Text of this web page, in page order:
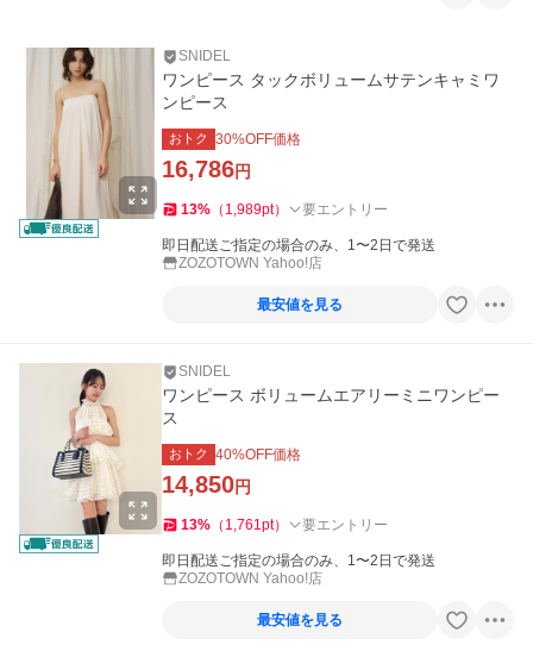
SNIDEL
ワンピース タックボリュームサテンキャミワ
ンピース
おトク 30%OFF価格
16,786円
13% （ 1,989pt） 要エントリー
即日配送ご指定の場合のみ、1〜2日で発送
ZOZOTOWN Yahoo!店
最安値を見る
SNIDEL
ワンピース ボリュームエアリーミニワンピー
ス
おトク 40%OFF価格
14,850円
13% （ 1,761pt） 要エントリー
即日配送ご指定の場合のみ、1〜2日で発送
ZOZOTOWN Yahoo!店
最安値を見る